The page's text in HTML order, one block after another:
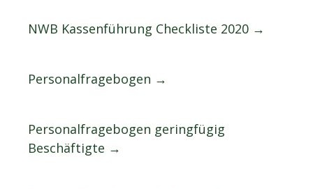
NWB Kassenführung Checkliste 2020 →
Personalfragebogen →
Personalfragebogen geringfügig
Beschäftigte →